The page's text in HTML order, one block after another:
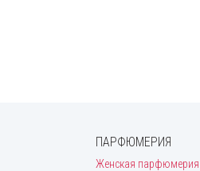
ПАРФЮМЕРИЯ
Женская парфюмерия